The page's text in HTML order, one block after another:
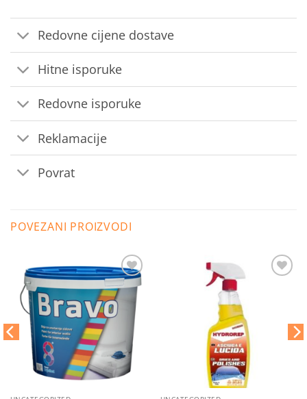
Redovne cijene dostave
Hitne isporuke
Redovne isporuke
Reklamacije
Povrat
POVEZANI PROIZVODI
Dodaj
listu
želja